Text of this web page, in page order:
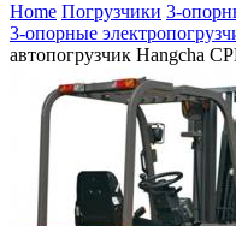
Home Погрузчики 3-
3-опорные
автопогрузчик Hangcha